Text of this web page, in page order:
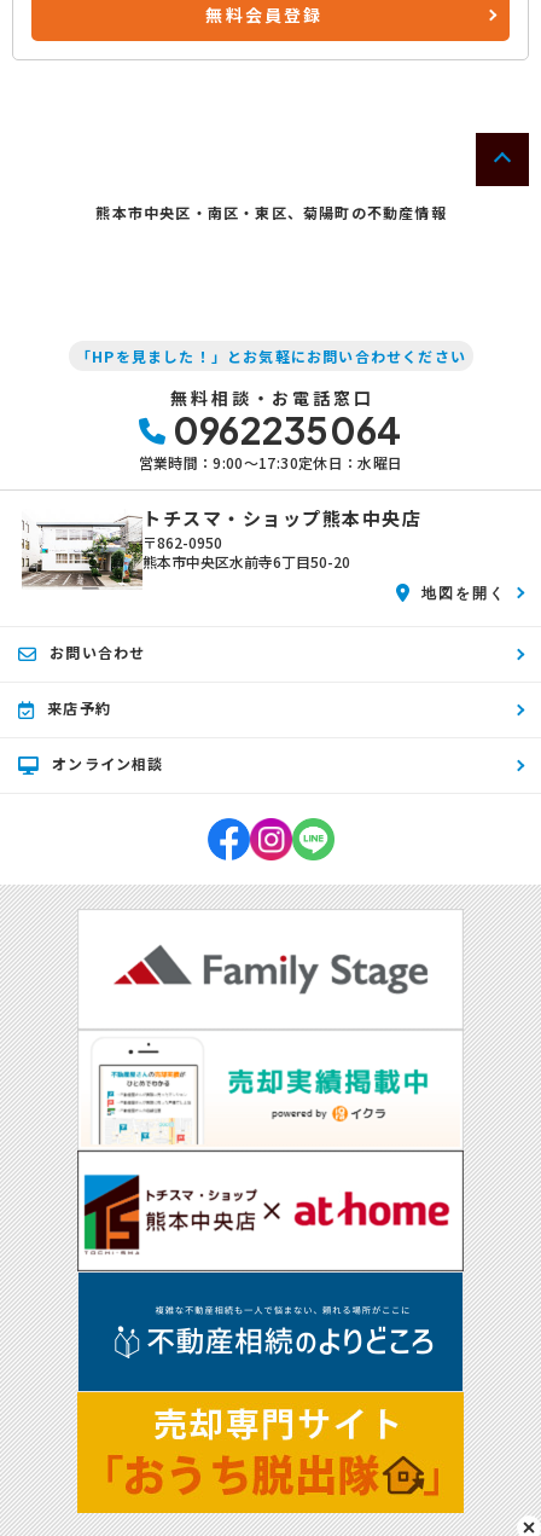
無料会員登録
熊本市中央区・南区・東区、菊陽町の不動産情報
「HPを見ました！」とお気軽にお問い合わせください
無料相談・お電話窓口
0962235064
営業時間：9:00〜17:30定休日：水曜日
トチスマ・ショップ熊本中央店
〒862-0950
熊本市中央区水前寺6丁目50-20
地図を開く
お問い合わせ
来店予約
オンライン相談